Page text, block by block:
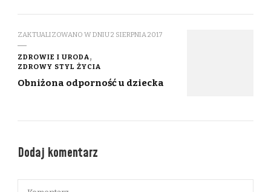
ZAKTUALIZOWANO W DNIU2 SIERPNIA 2017
ZDROWIE I URODA
ZDROWY STYL ŻYCIA
Obniżona odporność u dziecka
Dodaj komentarz